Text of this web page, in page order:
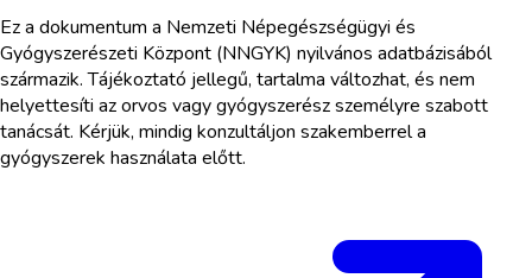
Ez a dokumentum a Nemzeti Népegészségügyi és
Gyógyszerészeti Központ (NNGYK) nyilvános adatbázisából
származik. Tájékoztató jellegű, tartalma változhat, és nem
helyettesíti az orvos vagy gyógyszerész személyre szabott
tanácsát. Kérjük, mindig konzultáljon szakemberrel a
gyógyszerek használata előtt.